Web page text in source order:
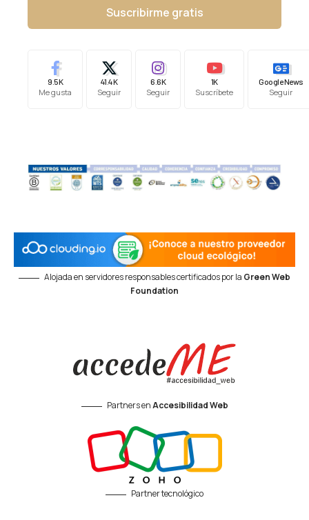
Suscribirme gratis
9.5K
Me gusta
41.4K
Seguir
6.6K
Seguir
1K
Suscríbete
Google News
Seguir
Alojada en servidores responsables certificados por la Green Web
Foundation
Partners enAccesibilidad Web
Partner tecnológico